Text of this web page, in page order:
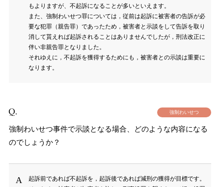
もよりますが、不起訴になることが多いといえます。
また、強制わいせつ罪については，従前は起訴に被害者の告訴が必
要な犯罪（親告罪）であったため，被害者と示談をして告訴を取り
消して貰えれば起訴されることはありませんでしたが，刑法改正に
伴い非親告罪となりました。
それゆえに，不起訴を獲得するためにも，被害者との示談は重要に
なります。
強制わいせつ
強制わいせつ事件で示談となる場合、どのような内容になる
のでしょうか？
起訴前であれば不起訴を，起訴後であれば減刑の獲得が目標です。